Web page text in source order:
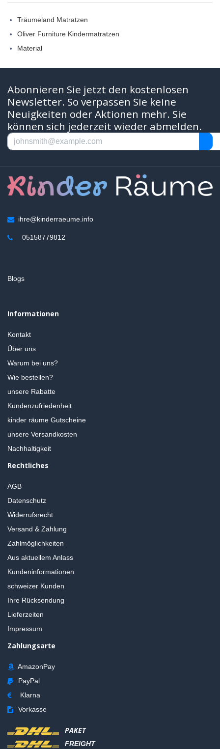
Träumeland Matratzen
Oliver Furniture Kindermatratzen
Material
Abonnieren Sie jetzt den kostenlosen
Newsletter. So verpassen Sie keine
Neuigkeiten oder Aktionen mehr. Sie
können sich jederzeit wieder abmelden.
ihre@kinderraeume.info
05158779812
Blogs
Informationen
Kontakt
Über uns
Warum bei uns?
Wie bestellen?
unsere Rabatte
Kundenzufriedenheit
kinder räume Gutscheine
unsere Versandkosten
Nachhaltigkeit
Rechtliches
AGB
Datenschutz
Widerrufsrecht
Versand & Zahlung
Zahlmöglichkeiten
Aus aktuellem Anlass
Kundeninformationen
schweizer Kunden
Ihre Rücksendung
Lieferzeiten
Impressum
Zahlungsarte
AmazonPay
PayPal
Klarna
Vorkasse
PAKET
FREIGHT